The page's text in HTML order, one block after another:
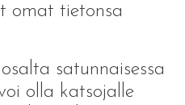
omat tietonsa
satunnaisessa
olla katsojalle